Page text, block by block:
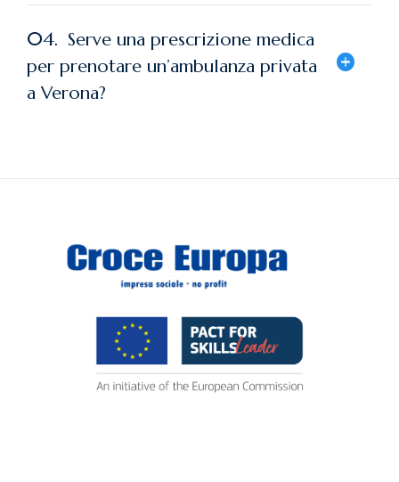
04. Serve una prescrizione medica
per prenotare un’ambulanza privata
a Verona?